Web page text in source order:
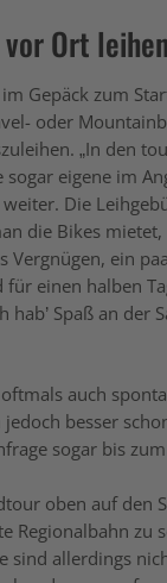
Ort leihen
Gepäck zum
oder
„In den
eigene im
Die
die Bikes
Vergnügen, ein
für einen halben
Spaß an der
auch
besser
sogar bis
oben auf den
Regionalbahn zu
sind allerdings